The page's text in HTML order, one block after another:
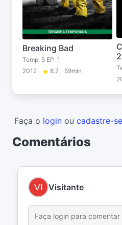
Breaking Bad
Temp. 5 EP. 1
2012
8.7 59min
Faça o login ou cadastre-se
Comentários
Visitante